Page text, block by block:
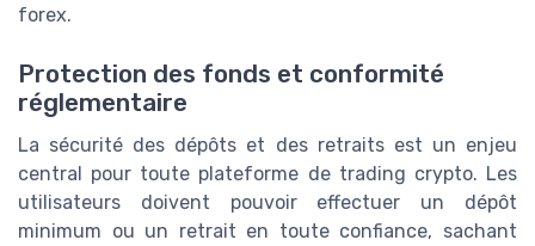
forex.
Protection des fonds et conformité
réglementaire
La sécurité des dépôts et des retraits est un enjeu
central pour toute plateforme de trading crypto. Les
utilisateurs doivent pouvoir effectuer un dépôt
minimum ou un retrait en toute confiance, sachant